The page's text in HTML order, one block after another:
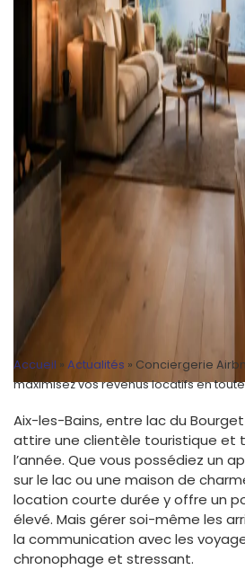
Accueil » Actualités » Conciergerie
maximisez vos revenus locatifs en
Aix-les-Bains, entre lac du
attire une clientèle touristique et
l’année. Que vous possédiez un
sur le lac ou une maison de
location courte durée y offre un
élevé. Mais gérer soi-même les
la communication avec les
chronophage et stressant.